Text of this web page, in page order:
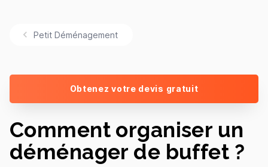
Petit Déménagement
Obtenez votre devis gratuit
Comment organiser un
déménager de buffet ?